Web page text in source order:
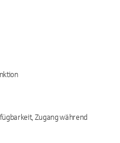
Zugang während